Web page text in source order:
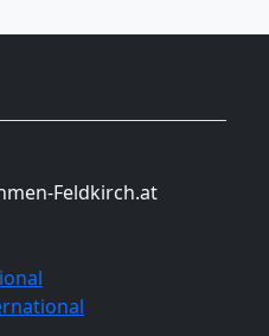
Feldkirch.at